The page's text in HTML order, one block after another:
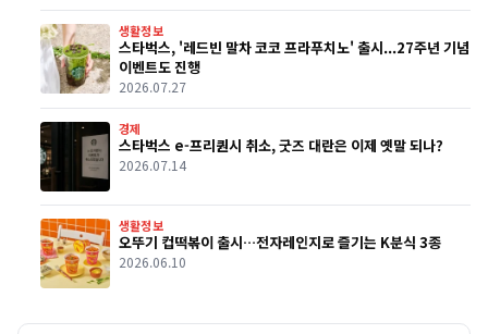
생활정보
스타벅스, '레드빈 말차 코코 프라푸치노' 출시...27주년 기념
이벤트도 진행
2026.07.27
경제
스타벅스 e-프리퀀시 취소, 굿즈 대란은 이제 옛말 되나?
2026.07.14
생활정보
오뚜기 컵떡볶이 출시…전자레인지로 즐기는 K분식 3종
2026.06.10